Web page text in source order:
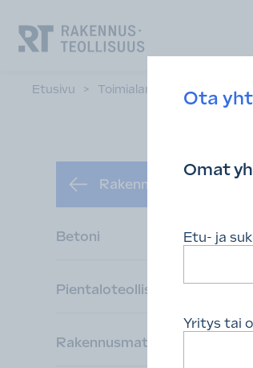
suoraan
sisältöön.
Etusivu > Toimialamme >
Betoni
Pientaloteollisuus
Rakennusmateriaalit
Ota
Omat
Etu- ja
Yritys tai